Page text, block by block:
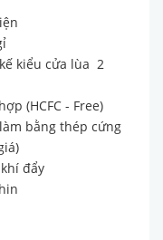
kiểu cửa lùa 2
(HCFC - Free)
bằng thép cứng
đẩy